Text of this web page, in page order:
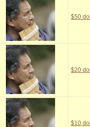
$50
$20
$10